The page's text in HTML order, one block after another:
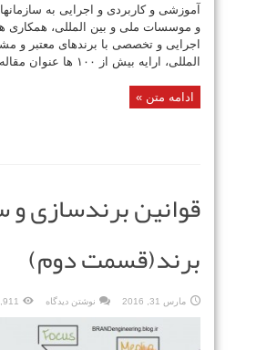
آموزشی و کاربردی و اجرایی به
و موسسات ملی و بین المللی، همکاری
اجرایی و تخصصی با برندهای معتبر و
المللی، ارایه بیش از ۱۰۰ ها عنوان مقاله ...
ادامه متن »
قوانین برندسازی
برند(قسمت دوم)
مارس 31, 2016 نوشتن دیدگاه 1,911